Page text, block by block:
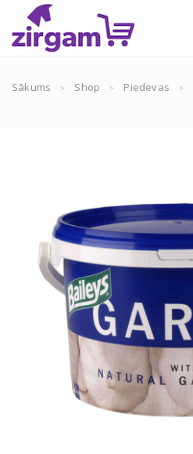
Sākums Shop Piedevas